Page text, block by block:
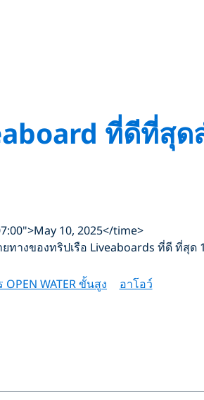
ที่ดีที่สุ
10, 2025</time>
างของทริปเรือ Liveaboards ที่ดี ที่สุ
WATER ขั้นสูง อาโอว์